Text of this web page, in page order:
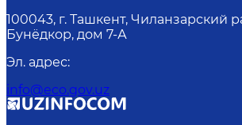
100043, г. Ташкент, Чиланзарский
Бунёдкор, дом 7-А
Эл. адрес:
info@eco.gov.uz